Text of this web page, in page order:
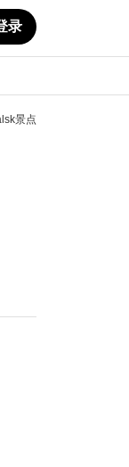
录
景点